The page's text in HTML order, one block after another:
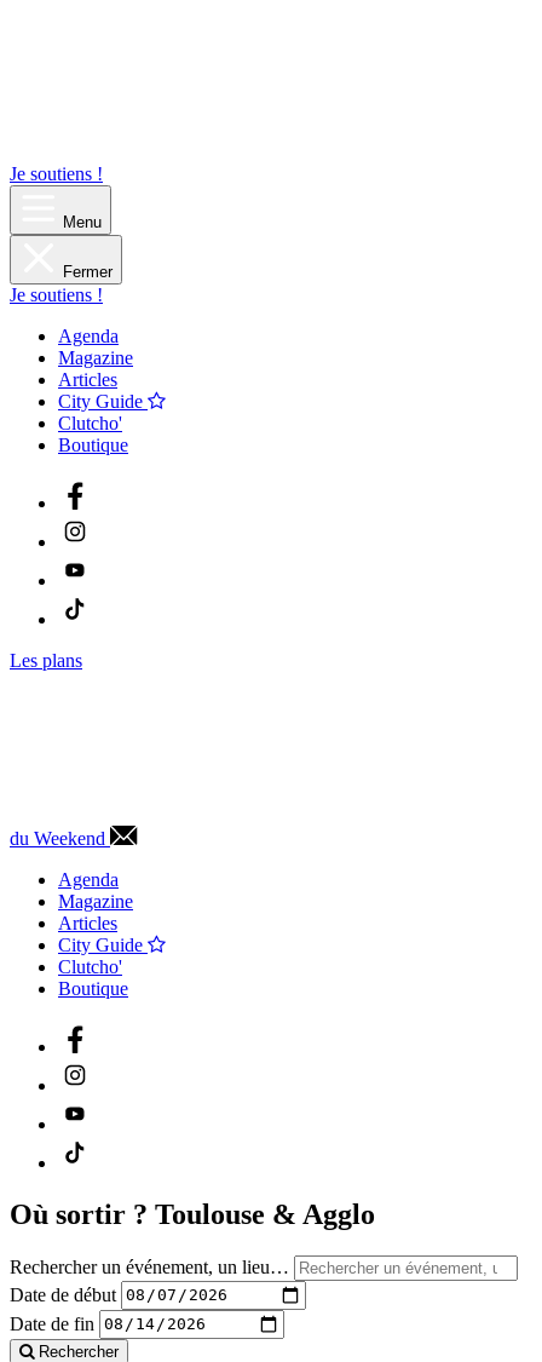
Je soutiens !
Menu
Fermer
Je soutiens !
Agenda
Magazine
Articles
City Guide
Clutcho'
Boutique
Les plans
du Weekend
Agenda
Magazine
Articles
City Guide
Clutcho'
Boutique
Où sortir ? Toulouse & Agglo
Rechercher un événement, un lieu…
Date de début
Date de fin
Rechercher